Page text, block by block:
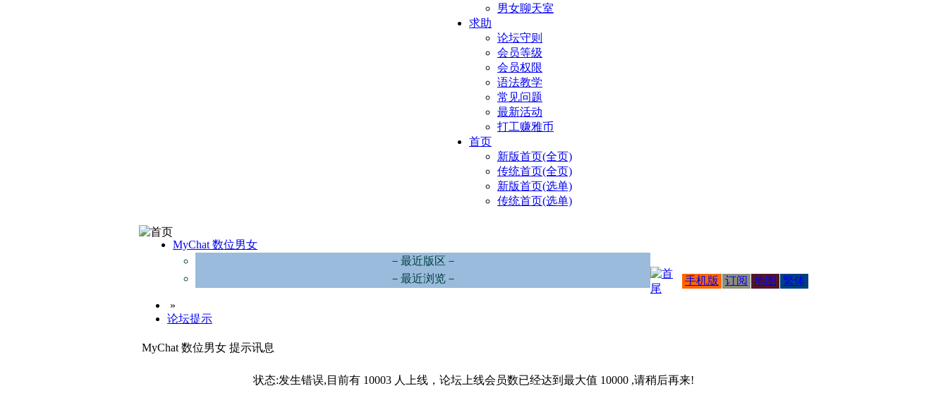
男女聊天室
求助
论坛守则
会员等级
会员权限
语法教学
常见问题
最新活动
打工赚雅币
首页
新版首页(全页)
传统首页(全页)
新版首页(选单)
传统首页(选单)
MyChat 数位男女
－最近版区－
－最近浏览－
»
论坛提示
手机版 订阅 地图 繁体
MyChat 数位男女 提示讯息
状态:发生错误,目前有 10003 人上线，论坛上线会员数已经达到最大值 10000 ,请稍后再来!